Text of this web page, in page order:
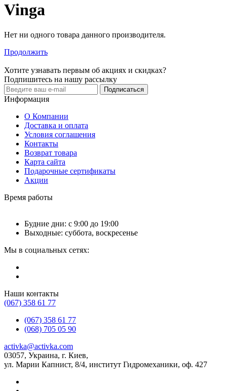
Vinga
Нет ни одного товара данного производителя.
Продолжить
Хотите узнавать первым об акциях и скидках?
Подпишитесь на нашу рассылку
Подписаться
Информация
О Компании
Доставка и оплата
Условия соглашения
Контакты
Возврат товара
Карта сайта
Подарочные сертификаты
Акции
Время работы
Будние дни: с 9:00 до 19:00
Выходные: суббота, воскресенье
Мы в социальных сетях:
Наши контакты
(067) 358 61 77
(067) 358 61 77
(068) 705 05 90
activka@activka.com
03057, Украина, г. Киев,
ул. Марии Капнист, 8/4, институт Гидромеханики, оф. 427